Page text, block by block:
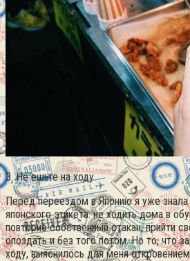
3. Не ешьте на ходу
Перед переездом в Японию я уже знала
японского этикета: не ходить дома в
повторно собственный стакан; прийти
опоздать и без того потом. Но то, что
ходу, выяснилось для меня